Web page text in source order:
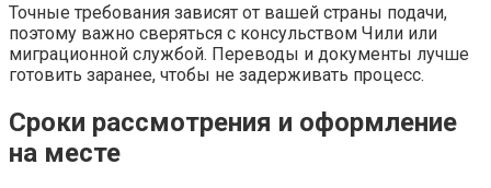
Точные требования зависят от вашей страны подачи,
поэтому важно сверяться с консульством Чили или
миграционной службой. Переводы и документы лучше
готовить заранее, чтобы не задерживать процесс.
Сроки рассмотрения и оформление
на месте